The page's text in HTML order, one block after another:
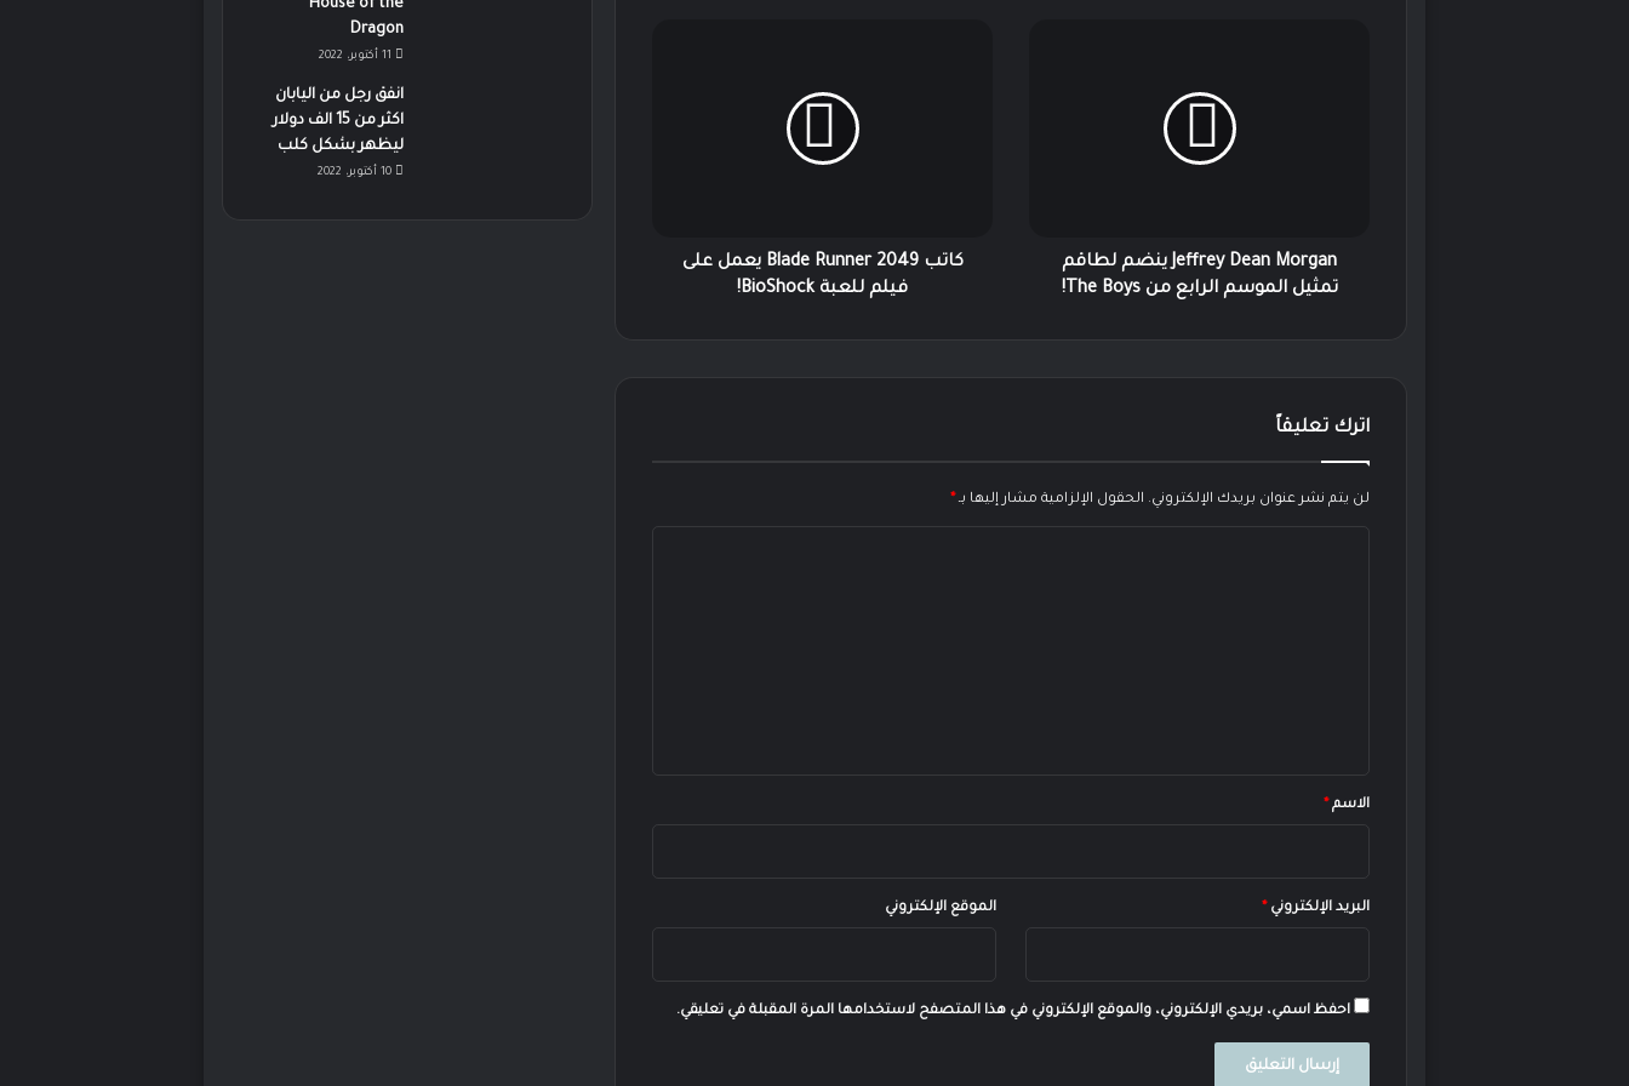
Jeffrey Dean Morgan ينضم لطاقم
تمثيل الموسم الرابع من The Boys!
كاتب Blade Runner 2049 يعمل على
فيلم للعبة BioShock!
اترك تعليقاً
لن يتم نشر عنوان بريدك الإلكتروني. الحقول الإلزامية مشار إليها بـ*
*الاسم*
البريد الإلكتروني* الموقع الإلكتروني
احفظ اسمي، بريدي الإلكتروني، والموقع الإلكتروني في هذا المتصفح لاستخدامها المرة المقبلة في تعليقي.
House of the
Dragon
11 أكتوبر، 2022
انفق رجل من اليابان
اكثر من 15 الف دولار
ليظهر بشكل كلب
10 أكتوبر، 2022